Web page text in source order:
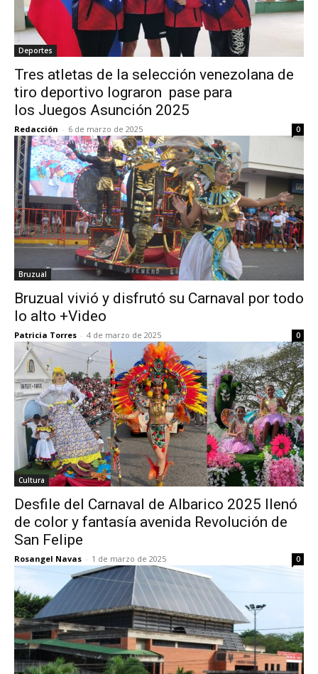
Deportes
Tres atletas de la selección venezolana de
tiro deportivo lograron pase para
los Juegos Asunción 2025
Redacción - 6 de marzo de 2025 0
Bruzual
Bruzual vivió y disfrutó su Carnaval por todo
lo alto +Video
Patricia Torres - 4 de marzo de 2025 0
Cultura
Desfile del Carnaval de Albarico 2025 llenó
de color y fantasía avenida Revolución de
San Felipe
Rosangel Navas - 1 de marzo de 2025 0